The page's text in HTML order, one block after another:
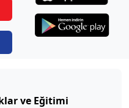
ve Eğitimi